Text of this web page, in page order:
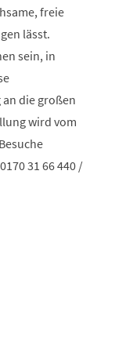
freie
lässt.
sein, in
die großen
wird vom
31 66 440 /